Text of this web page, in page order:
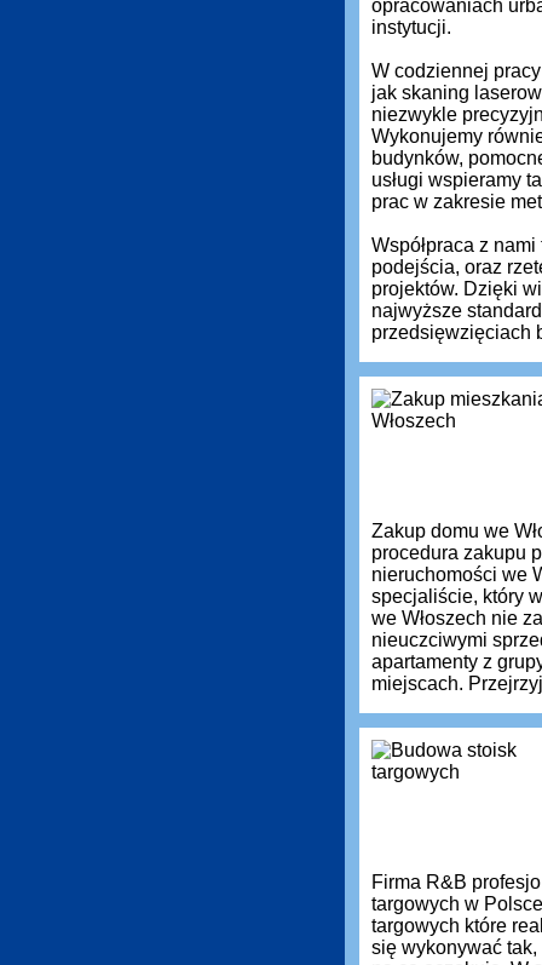
opracowaniach
instytucji.
W codziennej
jak skaning
niezwykle
Wykonujemy
budynków,
usługi wspieramy
prac w zakresie
Współpraca z
podejścia, oraz
projektów. Dzięki
najwyższe
przedsięwzięciach
Zakup domu we
procedura zakupu
nieruchomości we
specjaliście, który
we Włoszech nie
nieuczciwymi
apartamenty z
miejscach.
Firma R&B
targowych w
targowych które
się wykonywać tak,